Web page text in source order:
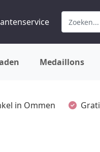
Medaillons
in Ommen